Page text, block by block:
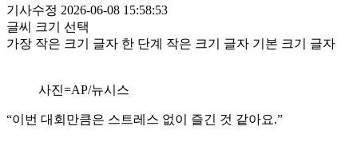
기사수정 2026-06-08 15:58:53
글씨 크기 선택
가장 작은 크기 글자 한 단계 작은 크기 글자 기본 크기 글자
사진=AP/뉴시스
“이번 대회만큼은 스트레스 없이 즐긴 것 같아요.”